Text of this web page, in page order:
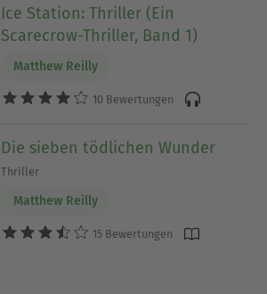
Ice Station: Thriller (Ein
Scarecrow-Thriller, Band 1)
Matthew Reilly
10 Bewertungen
Die sieben tödlichen Wunder
Thriller
Matthew Reilly
15 Bewertungen